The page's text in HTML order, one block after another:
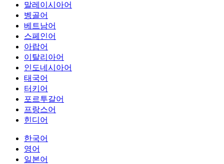
말레이시아어
벵골어
베트남어
스페인어
아랍어
이탈리아어
인도네시아어
태국어
터키어
포르투갈어
프랑스어
힌디어
한국어
영어
일본어